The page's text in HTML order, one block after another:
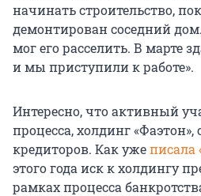
начинать строительство,
демонтирован соседний
мог его расселить. В марте
и мы приступили к работе».
Интересно, что активный
процесса, холдинг «Фаэтон»,
кредиторов. Как ужеписала
этого года иск к холдингу
рамках процесса